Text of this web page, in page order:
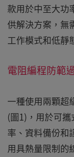
款用於中至大功
供解決方案，無
工作模式和低靜
電阻編程防範
一種使用兩顆超
(圖1)，用於可
率、資料備份和
用具熱量限制的